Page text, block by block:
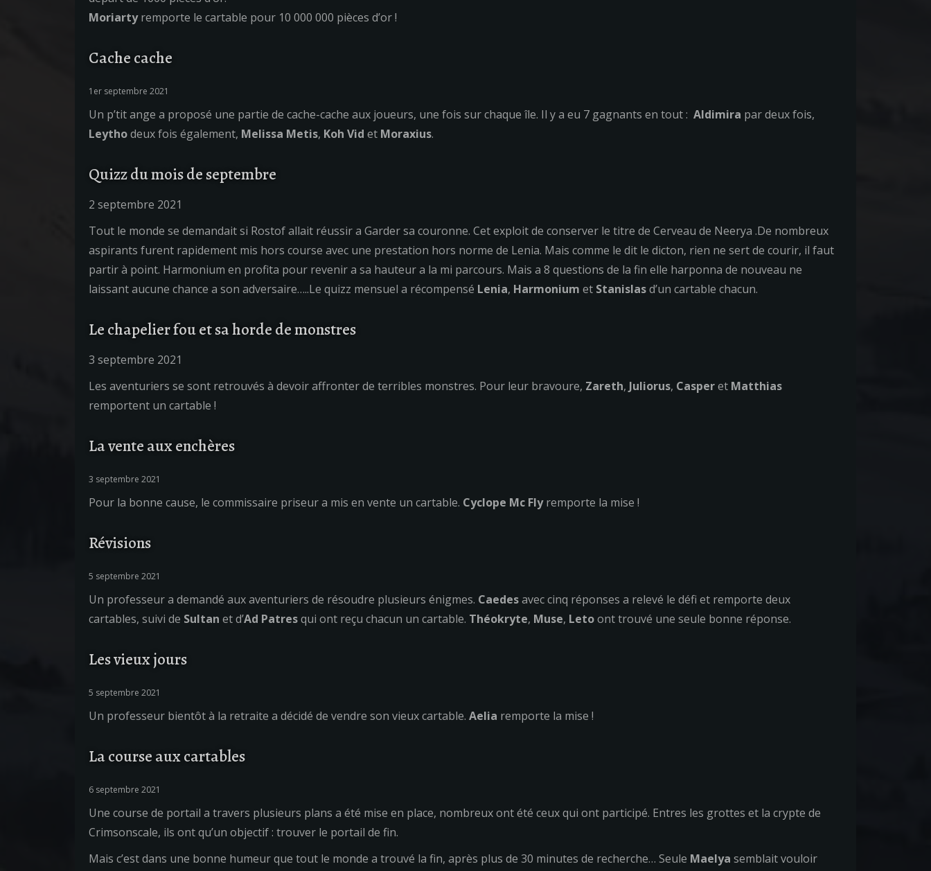
Moriartyremporte le cartable pour 10 000 000 pièces d’or !
Cache cache
1er septembre 2021
Un p’tit ange a proposé une partie de cache-cache aux joueurs, une fois sur chaque île. Il y a eu 7 gagnants en tout : Aldimira par deux fois,
Leythodeux fois également, Melissa Metis, Koh Vid et Moraxius.
Quizz du mois de septembre
2 septembre 2021
Tout le monde se demandait si Rostof allait réussir a Garder sa couronne. Cet exploit de conserver le titre de Cerveau de Neerya .De nombreux
aspirants furent rapidement mis hors course avec une prestation hors norme de Lenia. Mais comme le dit le dicton, rien ne sert de courir, il faut
partir à point. Harmonium en profita pour revenir a sa hauteur a la mi parcours. Mais a 8 questions de la fin elle harponna de nouveau ne
laissant aucune chance a son adversaire…..Le quizz mensuel a récompensé Lenia, Harmonium et Stanislasd’un cartable chacun.
Le chapelier fou et sa horde de monstres
3 septembre 2021
Les aventuriers se sont retrouvés à devoir affronter de terribles monstres. Pour leur bravoure, Zareth, Juliorus, Casperet Matthias
remportent un cartable !
La vente aux enchères
3 septembre 2021
Pour la bonne cause, le commissaire priseur a mis en vente un cartable. Cyclope Mc Flyremporte la mise !
Révisions
5 septembre 2021
Un professeur a demandé aux aventuriers de résoudre plusieurs énigmes. Caedesavec cinq réponses a relevé le défi et remporte deux
cartables, suivi de Sultan et d’Ad Patresqui ont reçu chacun un cartable. Théokryte, Muse, Letoont trouvé une seule bonne réponse.
Les vieux jours
5 septembre 2021
Un professeur bientôt à la retraite a décidé de vendre son vieux cartable. Aelia remporte la mise !
La course aux cartables
6 septembre 2021
Une course de portail a travers plusieurs plans a été mise en place, nombreux ont été ceux qui ont participé. Entres les grottes et la crypte de
Crimsonscale, ils ont qu’un objectif : trouver le portail de fin.
Mais c’est dans une bonne humeur que tout le monde a trouvé la fin, après plus de 30 minutes de recherche… Seule Maelya semblait vouloir